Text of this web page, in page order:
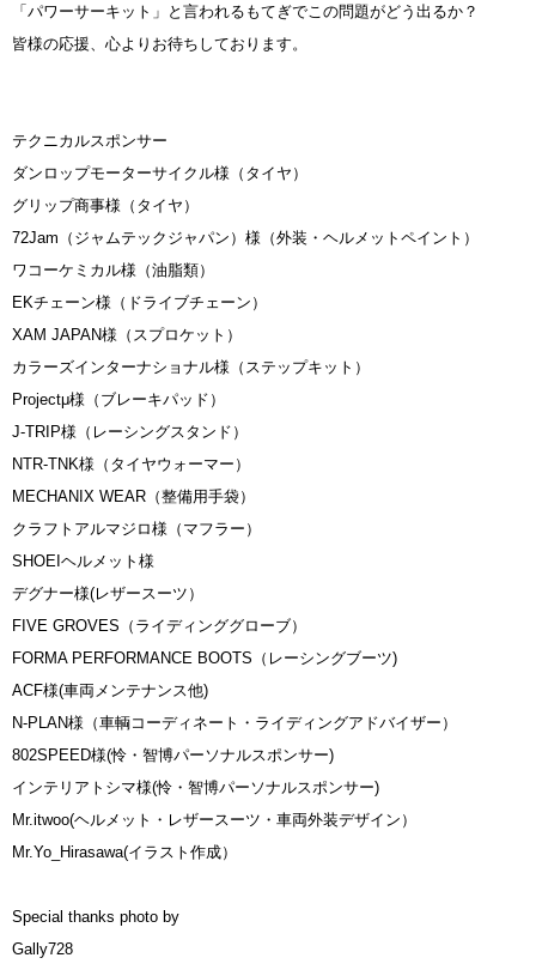
「パワーサーキット」と言われるもてぎでこの問題がどう出るか？
皆様の応援、心よりお待ちしております。
テクニカルスポンサー
ダンロップモーターサイクル様（タイヤ）
グリップ商事様（タイヤ）
72Jam（ジャムテックジャパン）様（外装・ヘルメットペイント）
ワコーケミカル様（油脂類）
EKチェーン様（ドライブチェーン）
XAM JAPAN様（スプロケット）
カラーズインターナショナル様（ステップキット）
Projectμ様（ブレーキパッド）
J-TRIP様（レーシングスタンド）
NTR-TNK様（タイヤウォーマー）
MECHANIX WEAR（整備用手袋）
クラフトアルマジロ様（マフラー）
SHOEIヘルメット様
デグナー様(レザースーツ）
FIVE GROVES（ライディンググローブ）
FORMA PERFORMANCE BOOTS（レーシングブーツ)
ACF様(車両メンテナンス他)
N-PLAN様（車輌コーディネート・ライディングアドバイザー）
802SPEED様(怜・智博パーソナルスポンサー)
インテリアトシマ様(怜・智博パーソナルスポンサー)
Mr.itwoo(ヘルメット・レザースーツ・車両外装デザイン）
Mr.Yo_Hirasawa(イラスト作成）
Special thanks photo by
Gally728